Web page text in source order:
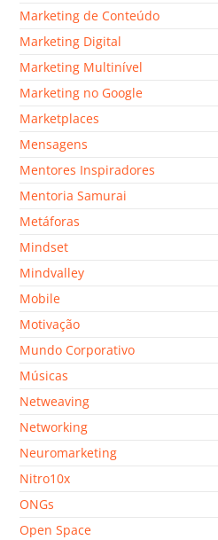
Marketing de Conteúdo
Marketing Digital
Marketing Multinível
Marketing no Google
Marketplaces
Mensagens
Mentores Inspiradores
Mentoria Samurai
Metáforas
Mindset
Mindvalley
Mobile
Motivação
Mundo Corporativo
Músicas
Netweaving
Networking
Neuromarketing
Nitro10x
ONGs
Open Space